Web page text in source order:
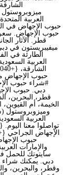
العربية
حبوب الإجهاض في
حبوب الإجهاض.
قطر. الآثار
ميفيبريستون في
الطارئة في
العربية
حبوب الإجهاض
#شراء حبوب
دبي. حبوب
قطر، البحرين،
الخيمة، أم
وميزوبروستول
العربية
تواصلوا معنا
الإجهاض الجراحي
حبوب
والإمارات
سايتوتك للحمل
دبي. يمكنك شراء
وقطر، والبحرين،